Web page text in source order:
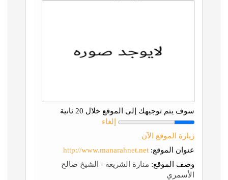
سوف يتم توجيهك إلى الموقع خلال 20 ثانية
إلغاء
زيارة الموقع الآن
عنوان الموقع: http://www.manarahnet.net
وصف الموقع: منارة الشريعة - الشيخ صالح
الأسمري